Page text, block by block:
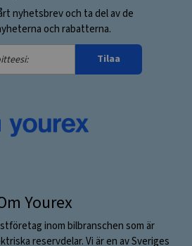
nyhetsbrev och ta del av de
och rabatterna.
Tilaa
Yourex
inom bilbranschen som är
reservdelar. Vi är en av Sveriges